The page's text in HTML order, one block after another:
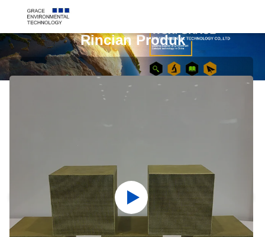
Rincian Produk